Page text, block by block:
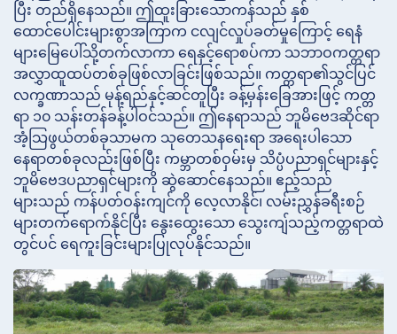
ပြီး တည်ရှိနေသည်။ ဤထူးခြားသောကန်သည် နှစ်
ထောင်ပေါင်းများစွာအကြာက ငလျင်လှုပ်ခတ်မှုကြောင့် ရေနံ
များမြေပေါ်သို့တက်လာကာ ရေနှင့်ရောစပ်ကာ သဘာဝကတ္တရာ
အလွှာထူထပ်တစ်ခုဖြစ်လာခြင်းဖြစ်သည်။ ကတ္တရာ၏သွင်ပြင်
လက္ခဏာသည် မုန့်ရည်နှင့်ဆင်တူပြီး ခန့်မှန်းခြေအားဖြင့် ကတ္တ
ရာ ၁၀ သန်းတန်ခန့်ပါဝင်သည်။ ဤနေရာသည် ဘူမိဗေဒဆိုင်ရာ
အံ့သြဖွယ်တစ်ခုသာမက သုတေသနရေးရာ အရေးပါသော
နေရာတစ်ခုလည်းဖြစ်ပြီး ကမ္ဘာတစ်ဝှမ်းမှ သိပ္ပံပညာရှင်များနှင့်
ဘူမိဗေဒပညာရှင်များကို ဆွဲဆောင်နေသည်။ ဧည့်သည်
များသည် ကန်ပတ်ဝန်းကျင်ကို လေ့လာနိုင်၊ လမ်းညွှန်ခရီးစဉ်
များတက်ရောက်နိုင်ပြီး နွေးထွေးသော သွေးကျ်သည့်ကတ္တရာထဲ
တွင်ပင် ရေကူးခြင်းများပြုလုပ်နိုင်သည်။